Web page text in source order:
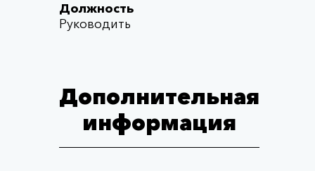
Должность
Руководить
Дополнительная
информация